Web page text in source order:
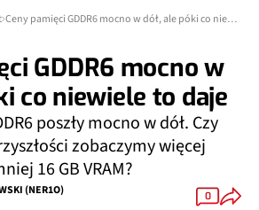
Ceny pamięci GDDR6 mocno w dół, ale póki co niewiele to daje
GDDR6 mocno w
co niewiele to daje
poszły mocno w dół. Czy
zobaczymy więcej
16 GB VRAM?
(NER1O)
0